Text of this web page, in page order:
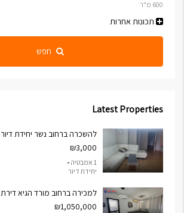
תכונות אחרות
חפש
Latest Properties
להשכרה ברחוב נשר יחידת דיור 2 חדרים
₪3,000
1 אמבטיה •
יחידת דיור
למכירה ברחוב מורד הגיא דירת 3.5 חדרים
₪1,050,000